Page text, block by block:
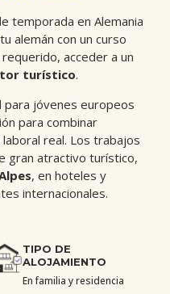
temporada en Alemania
alemán con un curso
acceder a un
turístico.
para jóvenes europeos
para combinar
real. Los trabajos
gran atractivo turístico,
, en hoteles y
internacionales.
TIPO DE
ALOJAMIENTO
En familia y residencia